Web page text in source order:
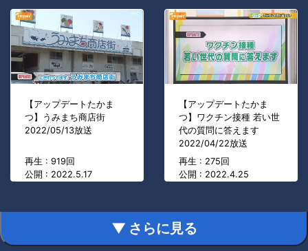
【アップデートたかま
つ】うみまち商店街
2022/05/13放送
再生 : 919回
公開 : 2022.5.17
【アップデートたかま
つ】ワクチン接種 若い世
代の質問に答えます
2022/04/22放送
再生 : 275回
公開 : 2022.4.25
▼ さらに見る